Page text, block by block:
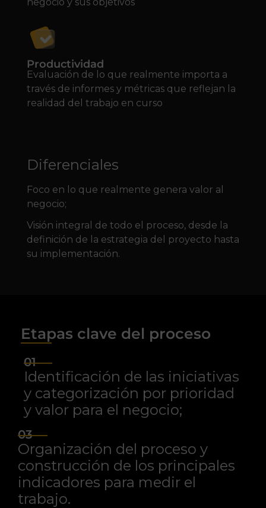
Productividad
Evaluación de lo que realmente importa a
través de informes y métricas que reflejan la
realidad del trabajo en curso
Diferenciales
Foco en lo que realmente genera valor al
negocio;
Visión integral de todo el proceso, desde la
definición de la estrategia del proyecto hasta
su implementación.
Etapas clave del proceso
01
Identificación de las iniciativas
y categorización por prioridad
y valor para el negocio;
03
Organización del proceso y
construcción de los principales
indicadores para medir el
trabajo.